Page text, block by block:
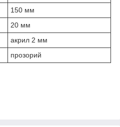
150 мм
20 мм
акрил 2 мм
прозорий